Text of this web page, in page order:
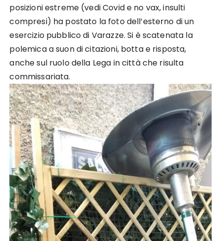
posizioni estreme (vedi Covid e no vax, insulti
compresi) ha postato la foto dell’esterno di un
esercizio pubblico di Varazze. Si è scatenata la
polemica a suon di citazioni, botta e risposta,
anche sul ruolo della Lega in città che risulta
commissariata.